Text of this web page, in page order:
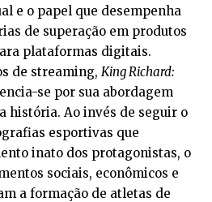
e o papel que desempenha
de superação em produtos
plataformas digitais.
de streaming, King Richard:
se por sua abordagem
história. Ao invés de seguir o
esportivas que
inato dos protagonistas, o
sociais, econômicos e
a formação de atletas de